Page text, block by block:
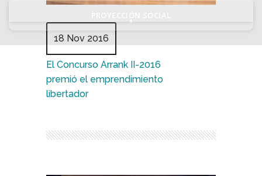
+
18 Nov 2016
El Concurso Arrank II-2016
premió el emprendimiento
libertador